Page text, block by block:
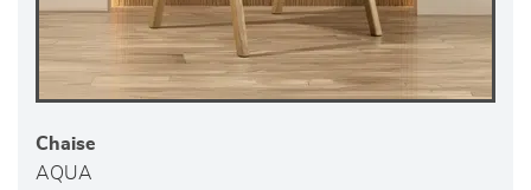
Chaise
AQUA